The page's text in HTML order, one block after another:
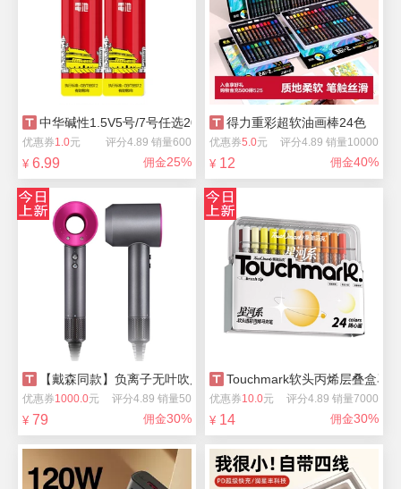
中华碱性1.5V5号/7号任选20粒
优惠券1.0元 评分4.89 销量600
¥ 6.99 佣金25%
得力重彩超软油画棒24色
优惠券5.0元 评分4.89 销量10000
¥ 12 佣金40%
【戴森同款】负离子无叶吹风机
优惠券1000.0元 评分4.89 销量50
¥ 79 佣金30%
Touchmark软头丙烯层叠盒马
优惠券10.0元 评分4.89 销量7000
¥ 14 佣金30%